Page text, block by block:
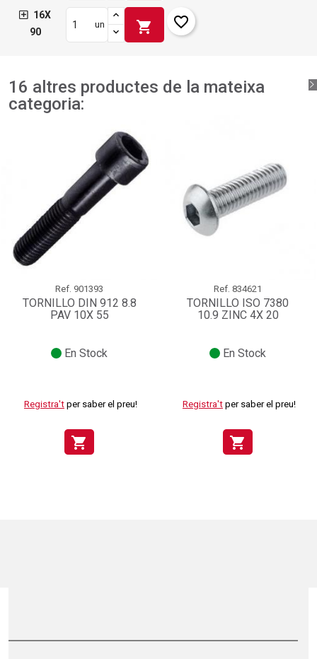
16X
90
un shopping_cart favorite_border
16 altres productes de la mateixa
categoria:
Ref. 901393
TORNILLO DIN 912 8.8
PAV 10X 55
En Stock
Registra't per saber el preu!
shopping_cart
Ref. 834621
TORNILLO ISO 7380
10.9 ZINC 4X 20
En Stock
Registra't per saber el preu!
shopping_cart